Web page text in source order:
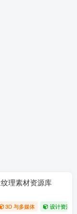
理素材资源库
3D 与多媒体 设计资源